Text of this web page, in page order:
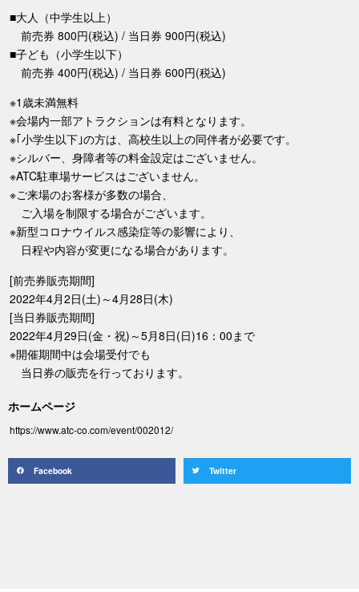
■大人（中学生以上）
前売券 800円(税込) / 当日券 900円(税込)
■子ども（小学生以下）
前売券 400円(税込) / 当日券 600円(税込)
※1歳未満無料
※会場内一部アトラクションは有料となります。
※｢小学生以下｣の方は、高校生以上の同伴者が必要です。
※シルバー、身障者等の料金設定はございません。
※ATC駐車場サービスはございません。
※ご来場のお客様が多数の場合、
ご入場を制限する場合がございます。
※新型コロナウイルス感染症等の影響により、
日程や内容が変更になる場合があります。
[前売券販売期間]
2022年4月2日(土)～4月28日(木)
[当日券販売期間]
2022年4月29日(金・祝)～5月8日(日)16：00まで
※開催期間中は会場受付でも
当日券の販売を行っております。
ホームページ
https://www.atc-co.com/event/002012/
Facebook Twitter